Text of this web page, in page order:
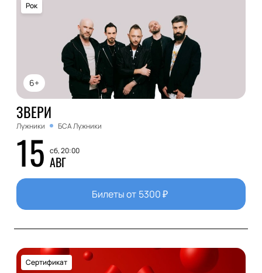
6+
Рок
ЗВЕРИ
Лужники БСА Лужники
15 сб, 20:00
АВГ
Билеты от 5300₽
Сертификат